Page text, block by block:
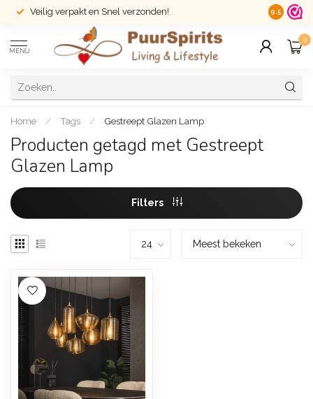
Veilig verpakt en Snel verzonden! 14 dagen
9.5
MENU
0
Home / Tags / Gestreept Glazen Lamp
Producten getagd met Gestreept
Glazen Lamp
Filters